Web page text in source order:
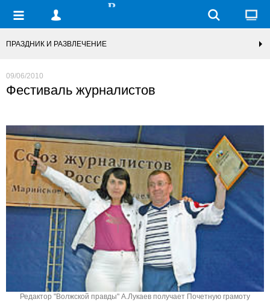
ПРАЗДНИК И РАЗВЛЕЧЕНИЕ
09/06/2010
Фестиваль журналистов
Редактор "Волжской правды" А.Лукаев получает Почетную грамоту